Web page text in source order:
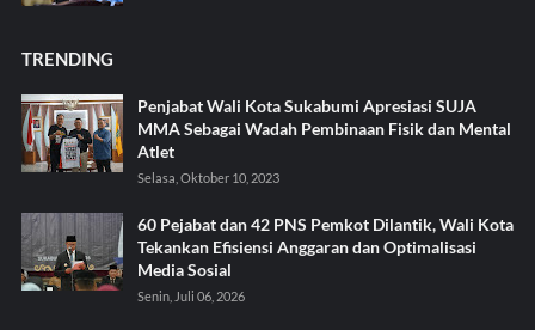
TRENDING
Penjabat Wali Kota Sukabumi Apresiasi SUJA
MMA Sebagai Wadah Pembinaan Fisik dan Mental
Atlet
Selasa, Oktober 10, 2023
60 Pejabat dan 42 PNS Pemkot Dilantik, Wali Kota
Tekankan Efisiensi Anggaran dan Optimalisasi
Media Sosial
Senin, Juli 06, 2026